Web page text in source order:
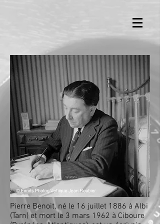
Pierre Benoit, né le 16 juillet 1886 à Albi
(Tarn) et mort le 3 mars 1962 à Ciboure